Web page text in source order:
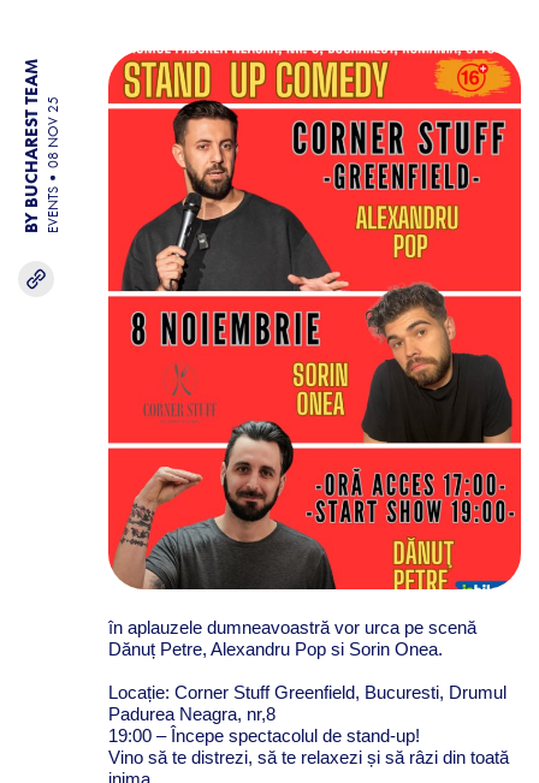
BY BUCHAREST TEAM EVENTS
08 NOV 25
în aplauzele dumneavoastră vor urca pe scenă
Dănuț Petre, Alexandru Pop si Sorin Onea.
Locație: Corner Stuff Greenfield, Bucuresti, Drumul
Padurea Neagra, nr,8
19:00 – Începe spectacolul de stand-up!
Vino să te distrezi, să te relaxezi și să râzi din toată
inima.